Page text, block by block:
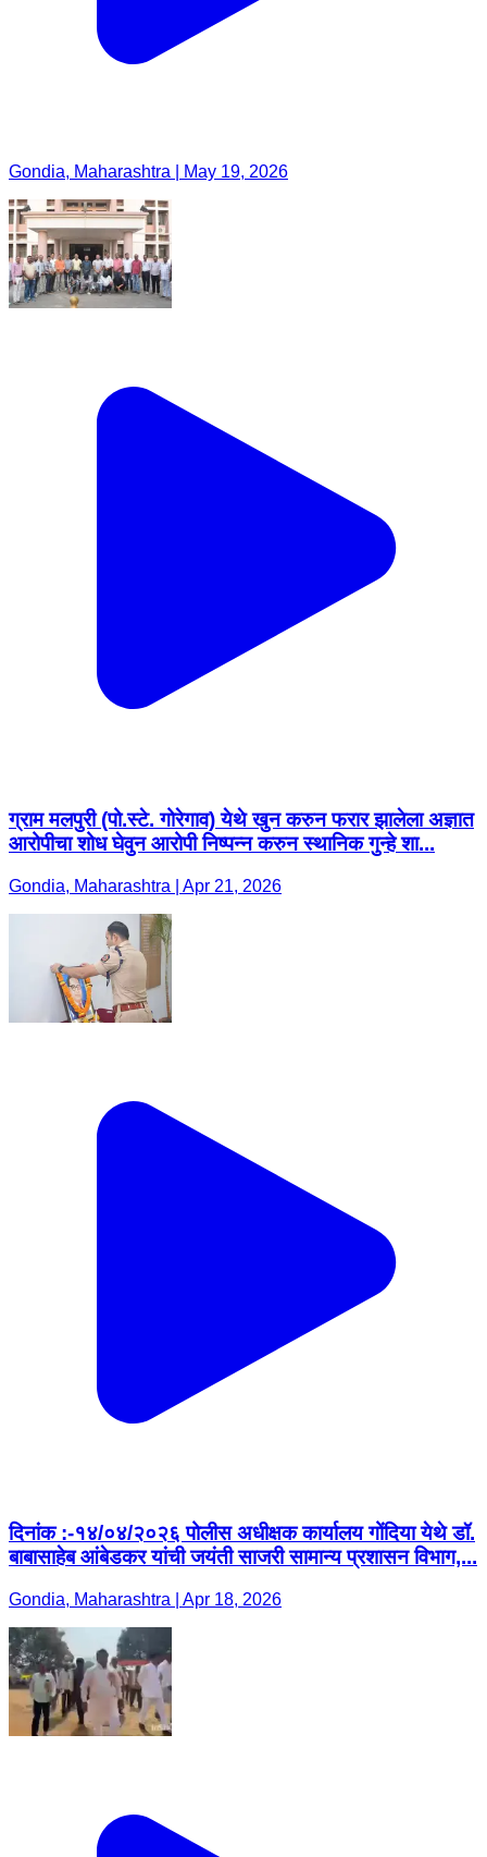
Gondia, Maharashtra | May 19, 2026
ग्राम मलपुरी (पो.स्टे. गोरेगाव) येथे खुन करुन फरार झालेला अज्ञात
आरोपीचा शोध घेवुन आरोपी निष्पन्न करुन स्थानिक गुन्हे शा...
Gondia, Maharashtra | Apr 21, 2026
दिनांक :-१४/०४/२०२६ पोलीस अधीक्षक कार्यालय गोंदिया येथे डॉ.
बाबासाहेब आंबेडकर यांची जयंती साजरी सामान्य प्रशासन विभाग,...
Gondia, Maharashtra | Apr 18, 2026